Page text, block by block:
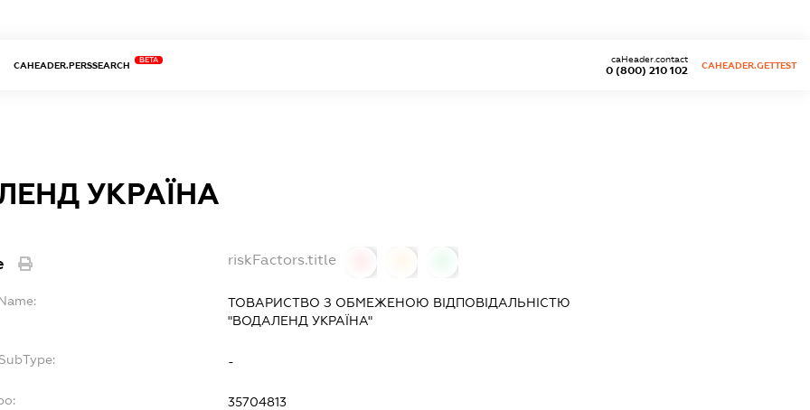
CAHEADER.PERSSEARCH
BETA
0 (800) 210 102
caHeader.contact
CAHEADER.GETTEST
УКРАЇНА
riskFactors.title
ТОВАРИСТВО З ОБМЕЖЕНОЮ ВІДПОВІДАЛЬНІСТЮ
"ВОДАЛЕНД УКРАЇНА"
-
35704813